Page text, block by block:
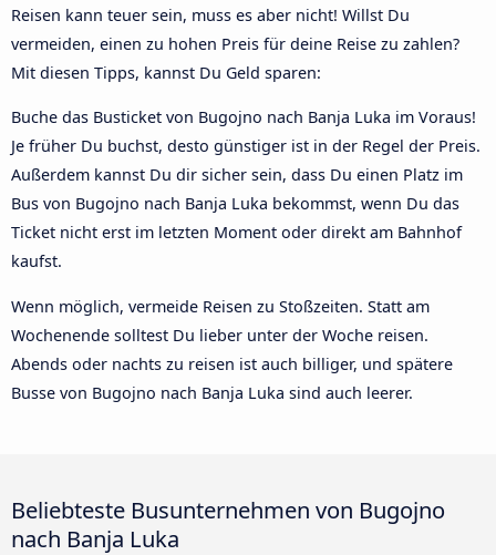
Reisen kann teuer sein, muss es aber nicht! Willst Du
vermeiden, einen zu hohen Preis für deine Reise zu zahlen?
Mit diesen Tipps, kannst Du Geld sparen:
Buche das Busticket von Bugojno nach Banja Luka im Voraus!
Je früher Du buchst, desto günstiger ist in der Regel der Preis.
Außerdem kannst Du dir sicher sein, dass Du einen Platz im
Bus von Bugojno nach Banja Luka bekommst, wenn Du das
Ticket nicht erst im letzten Moment oder direkt am Bahnhof
kaufst.
Wenn möglich, vermeide Reisen zu Stoßzeiten. Statt am
Wochenende solltest Du lieber unter der Woche reisen.
Abends oder nachts zu reisen ist auch billiger, und spätere
Busse von Bugojno nach Banja Luka sind auch leerer.
Beliebteste Busunternehmen von Bugojno
nach Banja Luka